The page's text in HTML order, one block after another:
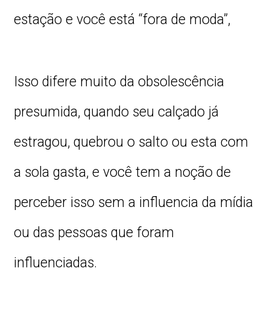
estação e você está “fora de moda”,
Isso difere muito da obsolescência
presumida, quando seu calçado já
estragou, quebrou o salto ou esta com
a sola gasta, e você tem a noção de
perceber isso sem a influencia da mídia
ou das pessoas que foram
influenciadas.